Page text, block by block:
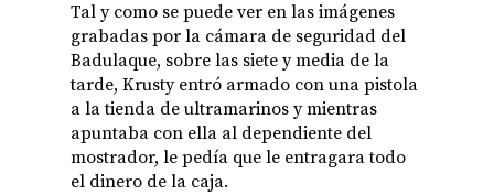
Tal y como se puede ver en las imágenes
grabadas por la cámara de seguridad del
Badulaque, sobre las siete y media de la
tarde, Krusty entró armado con una pistola
a la tienda de ultramarinos y mientras
apuntaba con ella al dependiente del
mostrador, le pedía que le entragara todo
el dinero de la caja.